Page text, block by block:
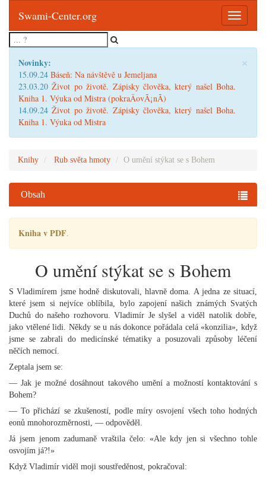
Toggle
Swami-Center.org
×
Novinky:
15.09.24 Báseň: Na návštěvě u Jemeljana
23.03.20Život po životě. Zápisky člověka, který našel Boha.
Kniha 1. Výuka od Mistra (pokraÄovÃ¡nÃ­)
14.09.24Život po životě. Zápisky člověka, který našel Boha.
Kniha 1. Výuka od Mistra
Knihy Rub světa hmoty O umění stýkat se s Bohem
Obsah
Kniha v PDF.
O umění stýkat se s Bohem
S Vladimírem jsme hodně diskutovali, hlavně doma. A jedna ze situací,
které jsem si nejvíce oblíbila, bylo zapojení našich známých Svatých
Duchů do našeho rozhovoru. Vladimír Je slyšel a viděl natolik dobře,
jako vtělené lidi. Někdy se u nás dokonce pořádala celá «konzilia», když
jsme se zabrali do medicínské tématiky a posuzovali způsoby léčení
něčích nemocí.
Zeptala jsem se:
— Jak je možné dosáhnout takového umění a možností kontaktování s
Bohem?
— To přichází se zkušeností, podle míry osvojení všech toho hodných
eonů mnohorozměrnosti, — odpověděl.
Já jsem jenom zadumaně vraštila čelo: «Ale kdy jen si všechno tohle
osvojím já?!»
Když Vladimír viděl moji soustředěnost, pokračoval: